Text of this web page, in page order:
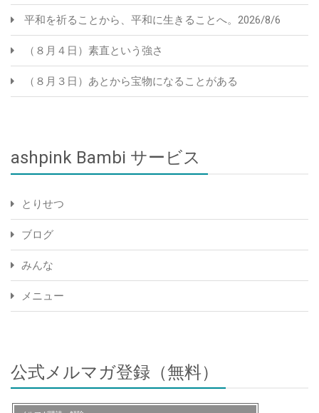
平和を祈ることから、平和に生きることへ。2026/8/6
（８月４日）素直という強さ
（８月３日）あとから宝物になることがある
ashpink Bambi サービス
とりせつ
ブログ
みんな
メニュー
公式メルマガ登録（無料）